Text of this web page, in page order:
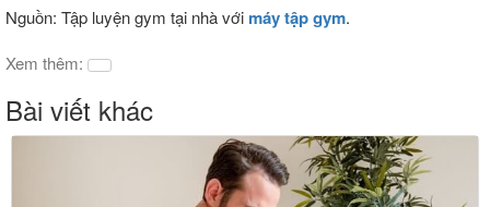
Nguồn: Tập luyện gym tại nhà với máy tập gym.
Xem thêm:
Bài viết khác